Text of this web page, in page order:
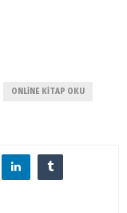
ONLINE KITAP OKU